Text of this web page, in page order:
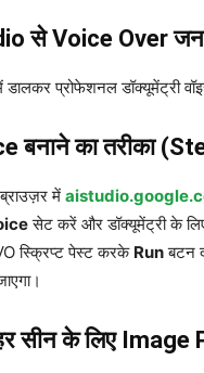
से Voice Over
डालकर प्रोफेशनल डॉक्यूमेंट्री
बनाने का तरीका
में
सेट करें और डॉक्यूमेंट्री के
स्क्रिप्ट पेस्ट करके Runबटन
सीन के लिए Image